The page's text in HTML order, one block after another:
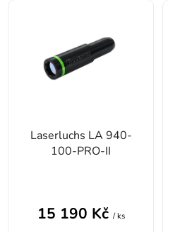
Laserluchs LA 940-
100-PRO-II
15 190 Kč / ks